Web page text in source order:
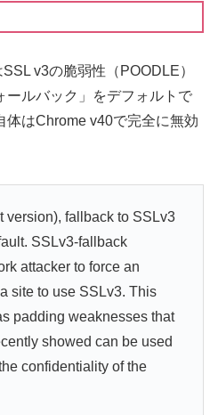
v3の脆弱性（POODLE）
ールバック」をデフォルトで
体はChrome v40で完全に無効
version), fallback to SSLv3
SSLv3-fallback
attacker to force an
site to use SSLv3. This
padding weaknesses that
showed can be used
confidentiality of the